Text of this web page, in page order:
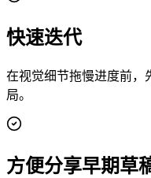
快速迭代
在视觉细节拖慢进度前，
局。
方便分享早期草